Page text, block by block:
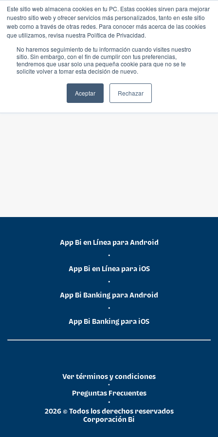
Este sitio web almacena cookies en tu PC. Estas cookies sirven para mejorar
nuestro sitio web y ofrecer servicios más personalizados, tanto en este sitio
web como a través de otras redes. Para conocer más acerca de las cookies
que utilizamos, revisa nuestra Política de Privacidad.
No haremos seguimiento de tu información cuando visites nuestro
sitio. Sin embargo, con el fin de cumplir con tus preferencias,
tendremos que usar solo una pequeña cookie para que no se te
solicite volver a tomar esta decisión de nuevo.
Aceptar Rechazar
App Bi en Línea para Android
•
App Bi en Línea para iOS
•
App Bi Banking para Android
•
App Bi Banking para iOS
2026 © Todos los derechos reservados
Corporación Bi
•
Preguntas Frecuentes
•
Ver términos y condiciones